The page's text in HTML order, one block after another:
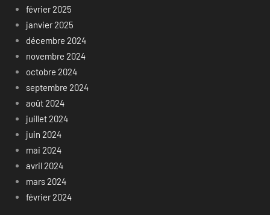
février 2025
janvier 2025
décembre 2024
novembre 2024
octobre 2024
septembre 2024
août 2024
juillet 2024
juin 2024
mai 2024
avril 2024
mars 2024
février 2024